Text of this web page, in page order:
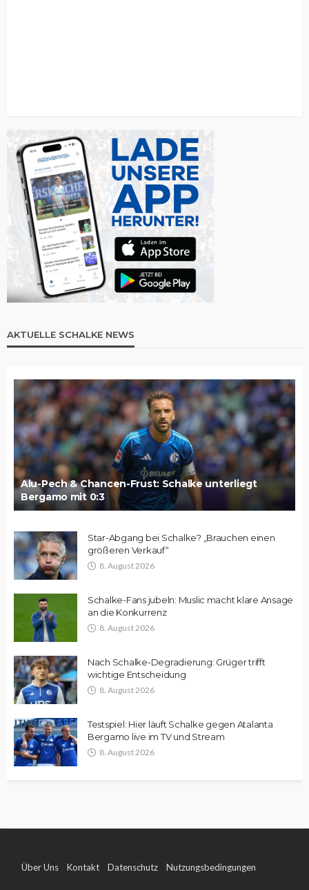
AKTUELLE SCHALKE NEWS
Alu-Pech & Chancen-Frust: Schalke unterliegt
Bergamo mit 0:3
Star-Abgang bei Schalke? „Brauchen einen
größeren Verkauf“
8. August 2026
Schalke-Fans jubeln: Muslic macht klare Ansage
an die Konkurrenz
8. August 2026
Nach Schalke-Degradierung: Grüger trifft
wichtige Entscheidung
8. August 2026
Testspiel: Hier läuft Schalke gegen Atalanta
Bergamo live im TV und Stream
8. August 2026
Über Uns Kontakt Datenschutz Nutzungsbedingungen